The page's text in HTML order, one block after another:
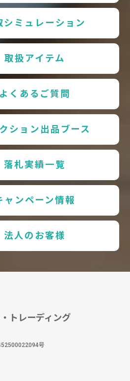
シミュレーション
取扱アイテム
よくあるご質問
ション出品ブース
落札実績一覧
ャンペーン情報
法人のお客様
トレーディング
号